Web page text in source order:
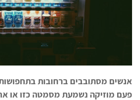
אנשים מסתובבים ברחובות
פעם מוזיקה נשמעת מסמטה כזו או